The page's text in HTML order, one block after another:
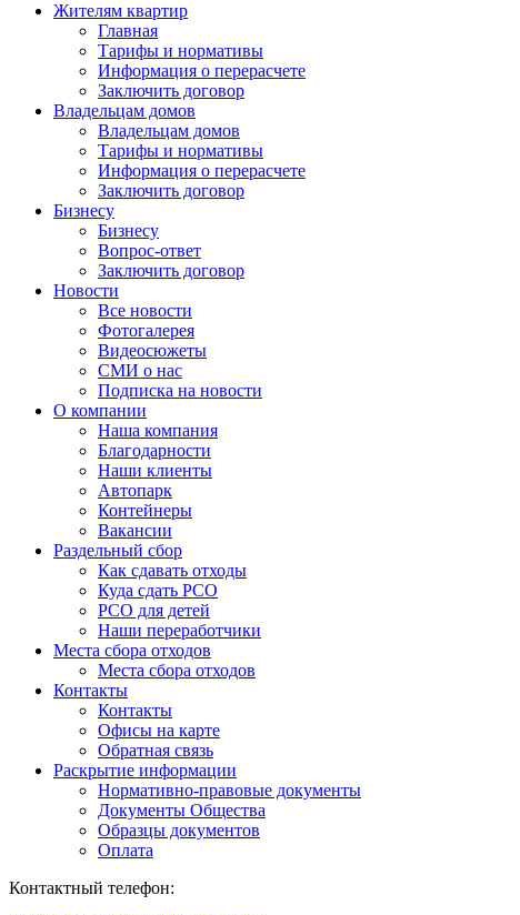
Жителям квартир
Главная
Тарифы и нормативы
Информация о перерасчете
Заключить договор
Владельцам домов
Владельцам домов
Тарифы и нормативы
Информация о перерасчете
Заключить договор
Бизнесу
Бизнесу
Вопрос-ответ
Заключить договор
Новости
Все новости
Фотогалерея
Видеосюжеты
СМИ о нас
Подписка на новости
О компании
Наша компания
Благодарности
Наши клиенты
Автопарк
Контейнеры
Вакансии
Раздельный сбор
Как сдавать отходы
Куда сдать РСО
РСО для детей
Наши переработчики
Места сбора отходов
Места сбора отходов
Контакты
Контакты
Офисы на карте
Обратная связь
Раскрытие информации
Нормативно-правовые документы
Документы Общества
Образцы документов
Оплата
Контактный телефон: